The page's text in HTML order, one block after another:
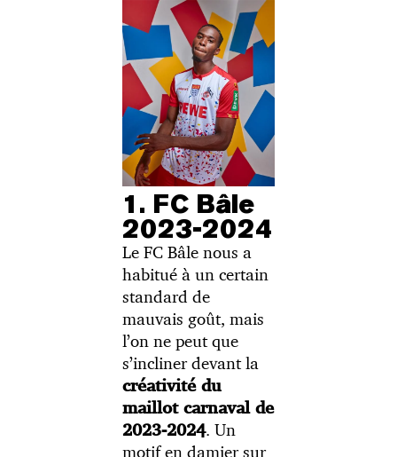
1. FC Bâle
2023-2024
Le FC Bâle nous a
habitué à un certain
standard de
mauvais goût, mais
l’on ne peut que
s’incliner devant la
créativité du
maillot carnaval de
2023-2024. Un
motif en damier sur